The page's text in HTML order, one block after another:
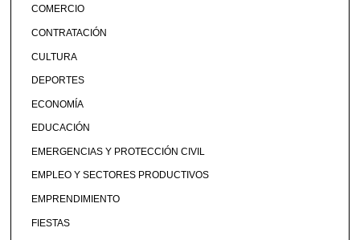
COMERCIO
CONTRATACIÓN
CULTURA
DEPORTES
ECONOMÍA
EDUCACIÓN
EMERGENCIAS Y PROTECCIÓN CIVIL
EMPLEO Y SECTORES PRODUCTIVOS
EMPRENDIMIENTO
FIESTAS